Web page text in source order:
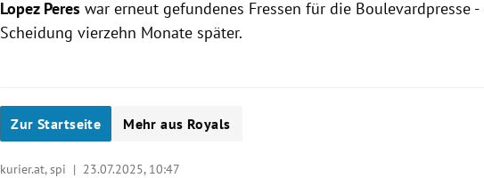
Lopez Peres war erneut gefundenes Fressen für die Boulevardpresse
Scheidung vierzehn Monate später.
Zur Startseite Mehr aus Royals
kurier.at, spi | 23.07.2025, 10:47